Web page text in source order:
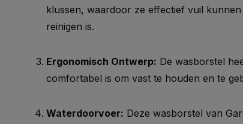
klussen, waardoor ze effectief vuil
reinigen is.
Ergonomisch Ontwerp: De wasborstel
comfortabel is om vast te houden en te
Waterdoorvoer: Deze wasborstel van